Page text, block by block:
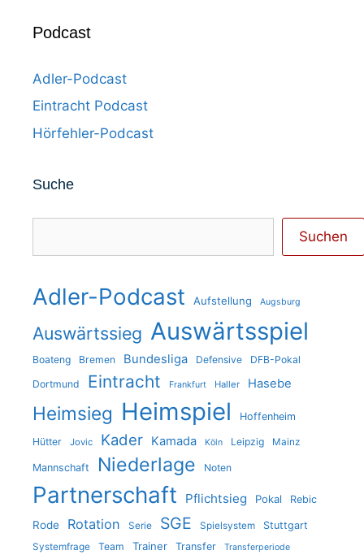
Podcast
Adler-Podcast
Eintracht Podcast
Hörfehler-Podcast
Suche
Suchen
Adler-Podcast Aufstellung Augsburg
Auswärtssieg Auswärtsspiel
Boateng Bremen Bundesliga Defensive
DFB-Pokal
Dortmund
Eintracht Frankfurt Haller Hasebe
Heimsieg Heimspiel Hoffenheim
Hütter Jovic Kader Kamada Köln Leipzig Mainz
Mannschaft Niederlage Noten
Partnerschaft Pflichtsieg Pokal Rebic
Rode Rotation Serie SGE Spielsystem Stuttgart
Systemfrage Team Trainer Transfer Transferperiode